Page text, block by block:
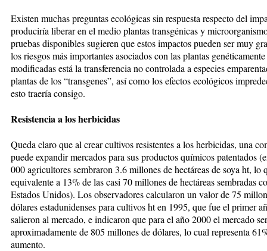
Existen muchas preguntas ecoló­gi­cas sin respuesta respecto del
produciría liberar en el me­­­dio plantas transgénicas y
pruebas disponibles su­gie­ren que es­tos impactos pueden ser muy
los riesgos más im­portantes aso­cia­dos con las plantas ge­néticamente
modificadas está la trans­ferencia no con­trolada a especies
plantas de los “transgenes”, así como los efec­tos eco­lógicos
esto traería consigo.
Resistencia a los herbicidas
Queda claro que al crear cultivos re­sis­tentes a los herbicidas, una
puede expandir mercados para sus productos químicos patentados
000 agricultores sembraron 3.6 millones de hectáreas de soya ht, lo
equivalente a 13% de las casi 70 millones de hectáreas sembradas
Estados Unidos). Los ob­serva­­do­res calcularon un valor de 75
dólares estadunidenses para cultivos ht en 1995, que fue el pri­mer
salieron al mercado, e indica­ron que para el año 2000 el mer­­cado
aproximadamente de 805 millones de dólares, lo cual represen­ta
aumento.